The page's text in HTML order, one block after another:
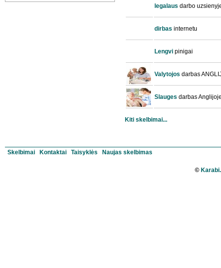
legalaus darbo
dirbas internetu
Lengvi pinigai
Valytojos darbas
Slauges darbas
Kiti skelbimai...
Skelbimai Kontaktai Taisyklės Naujas skelbimas
©